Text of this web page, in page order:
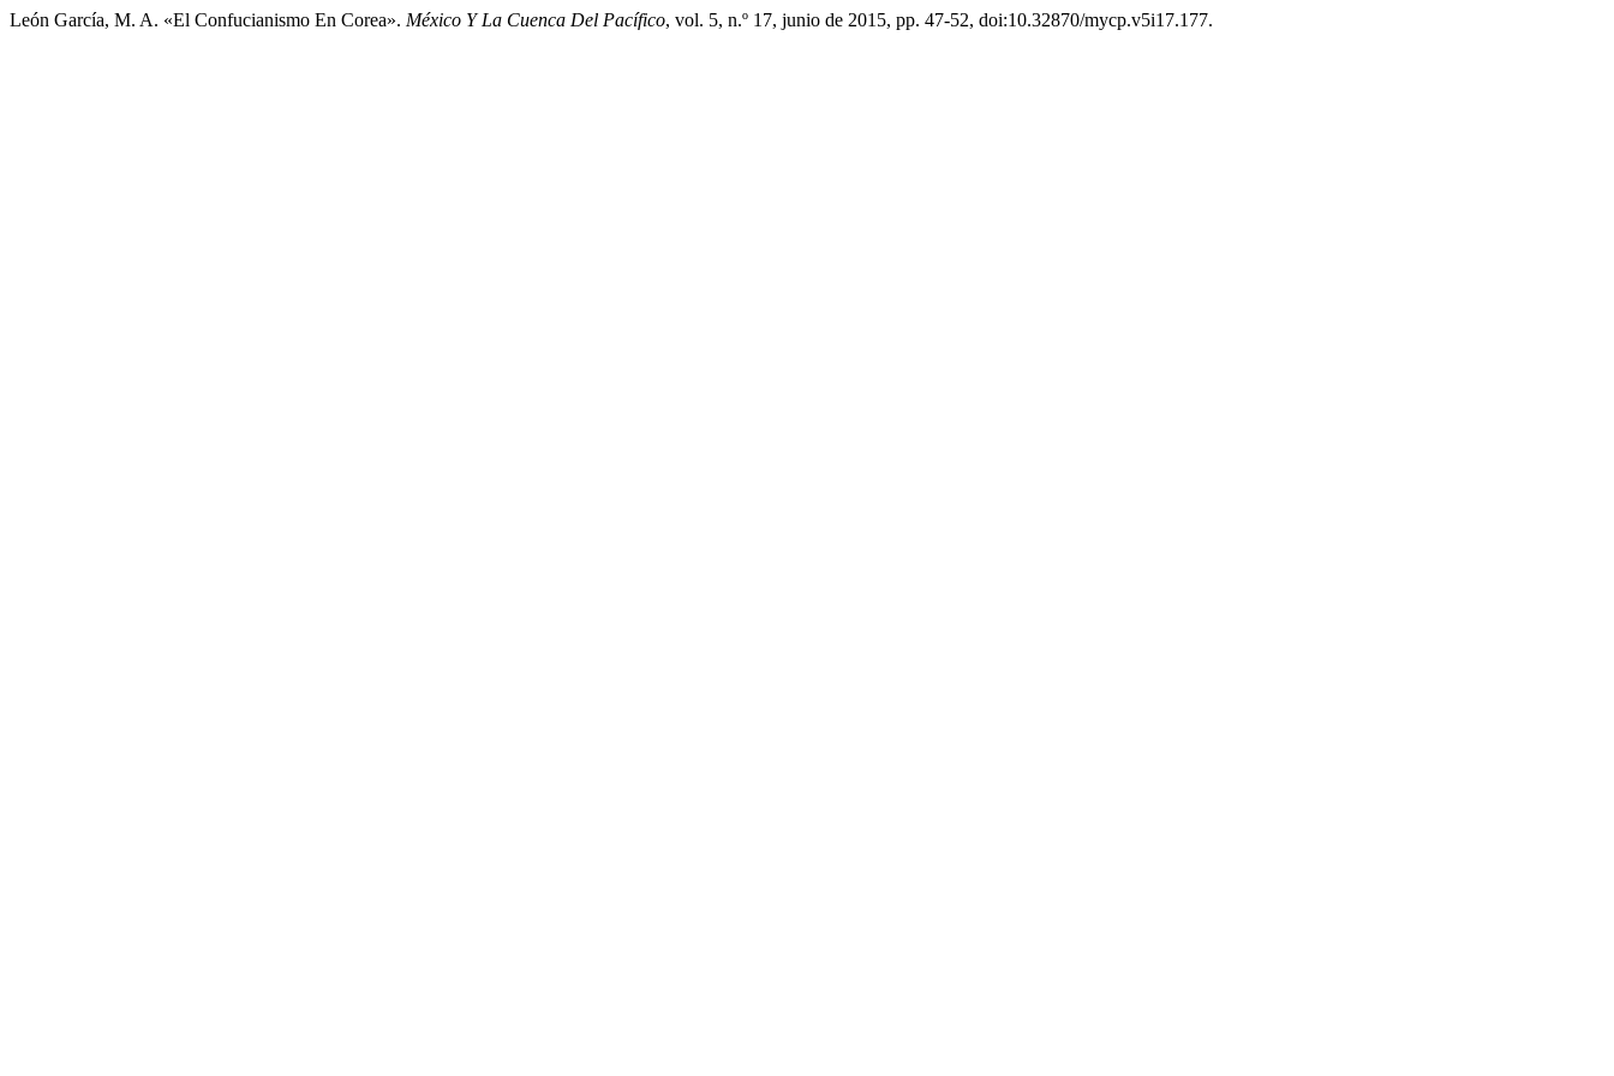
León García, M. A. «El Confucianismo En Corea». México Y La Cuenca Del Pacífico, vol. 5, n.º 17, junio de 2015, pp. 47-52, doi:10.32870/mycp.v5i17.177.